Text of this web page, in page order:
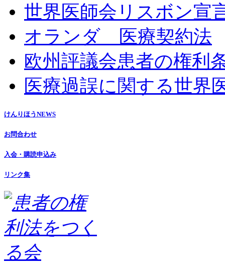
世界医師会リスボン宣
オランダ 医療契約法
欧州評議会患者の権利
医療過誤に関する世界
けんりほうNEWS
お問合わせ
入会・購読申込み
リンク集